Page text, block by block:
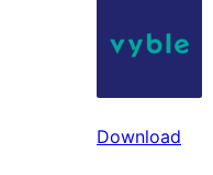
Download